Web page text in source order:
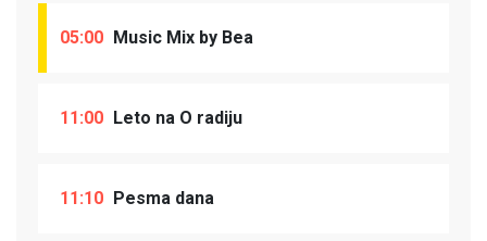
05:00 Music Mix by Bea
11:00 Leto na O radiju
11:10 Pesma dana